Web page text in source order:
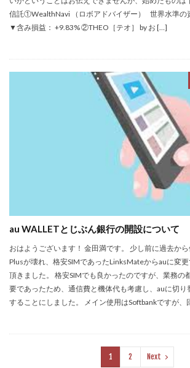
信託①WealthNavi （ロボアドバイザー） 世界水準の
▼含み損益： +9.83% ②THEO［テオ］ by お […]
au WALLETとじぶん銀行の開設について
おはようございます！ 金田満です。 少し前に過去か
Plusが壊れ、格安SIMであったLinksMateからauに変
頂きました。 格安SIMでも良かったのですが、業務の
要であったため、通信費と機体代も考慮し、auに切り
することにしました。 メイン使用はSoftbankですが
1 2 Next